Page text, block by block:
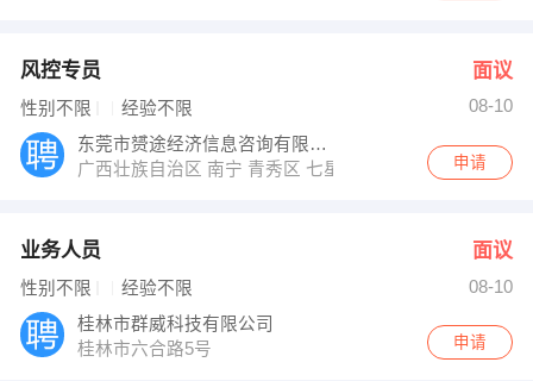
风控专员 面议
性别不限 经验不限
08-10
东莞市赟途经济信息咨询有限公司南宁分公司
广西壮族自治区 南宁 青秀区 七星路137号外经贸大厦
申请
业务人员 面议
性别不限 经验不限
08-10
桂林市群威科技有限公司
桂林市六合路5号
申请